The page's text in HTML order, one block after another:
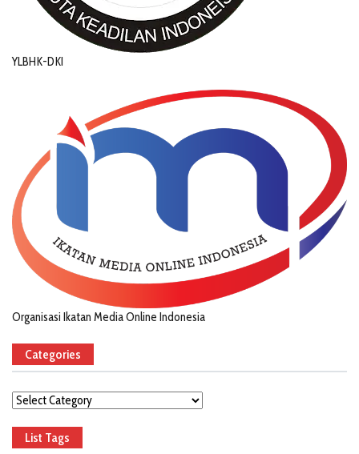
YLBHK-DKI
Organisasi Ikatan Media Online Indonesia
Categories
Categories
List Tags